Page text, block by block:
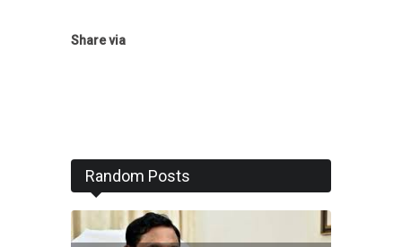
Share via
Random Posts